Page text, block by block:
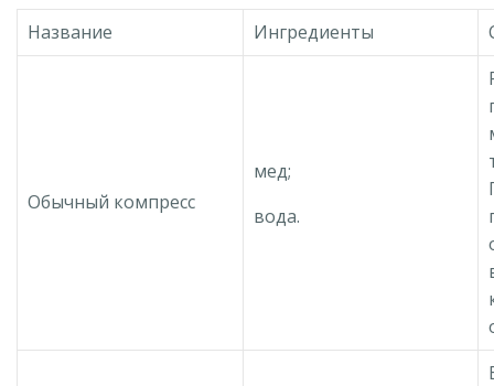
Название Ингредиенты
Обычный компресс
мед;
вода.